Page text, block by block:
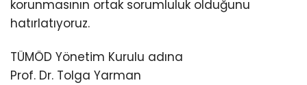
korunmasının ortak sorumluluk olduğunu
hatırlatıyoruz.
TÜMÖD Yönetim Kurulu adına
Prof. Dr. Tolga Yarman